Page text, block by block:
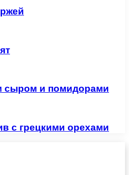
сыром и помидорами
с грецкими орехами